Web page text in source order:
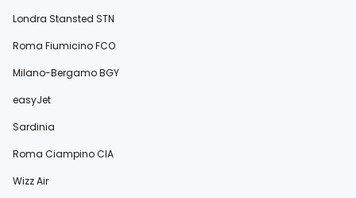
Londra Stansted STN
Roma Fiumicino FCO
Milano-Bergamo BGY
easyJet
Sardinia
Roma Ciampino CIA
Wizz Air